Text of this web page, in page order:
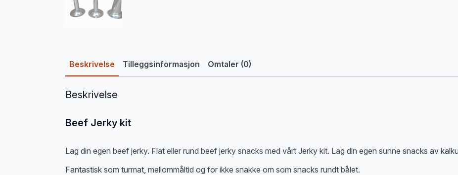
Beskrivelse Tilleggsinformasjon Omtaler (0)
Beskrivelse
Beef Jerky kit
Lag din egen beef jerky. Flat eller rund beef jerky snacks med vårt Jerky kit. Lag din egen sunne snacks av
Fantastisk som turmat, mellommåltid og for ikke snakke om som snacks rundt bålet.